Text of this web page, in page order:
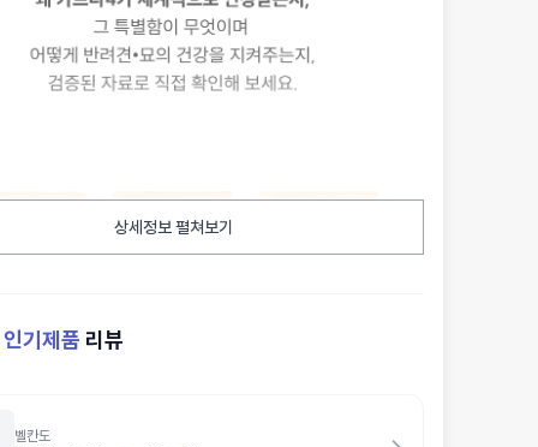
상세정보 펼쳐보기
인기제품 리뷰
벨칸도